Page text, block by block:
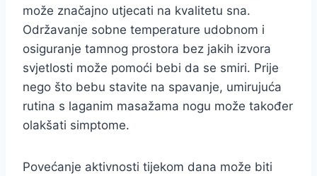
može značajno utjecati na kvalitetu sna.
Održavanje sobne temperature udobnom i
osiguranje tamnog prostora bez jakih izvora
svjetlosti može pomoći bebi da se smiri. Prije
nego što bebu stavite na spavanje, umirujuća
rutina s laganim masažama nogu može također
olakšati simptome.
Povećanje aktivnosti tijekom dana može biti